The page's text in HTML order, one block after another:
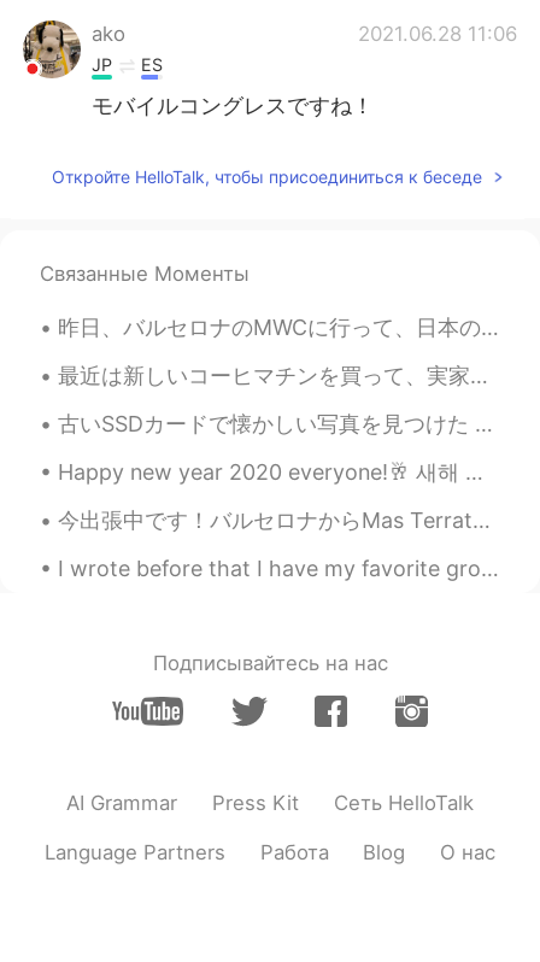
ako 2021.06.28 11:06
JP ES
モバイルコングレスですね！
Откройте HelloTalk, чтобы присоединиться к беседе
Связанные Моменты
昨日、バルセロナのMWCに行って、日本のチームと一緒に働いて、書類の翻訳した。🇯🇵🇯🇵 たくさんの仕事がありましたけど、すごく楽しかった！MWCは新技術に関する世界最大のイベントの1つです。 新...
最近は新しいコーヒマチンを買って、実家性のコーヒに夢中になった 笑。☕☕ 今のコロナの検疫のせいで、喫茶店に行くことが出来ないけど、このマチンで大丈夫になった😁 どんなコーヒが好き？私はアメリカ...
古いSSDカードで懐かしい写真を見つけた 笑 10年前その日本刀は居合道や試し斬り練習のために買ったよ！😄 その時、この刀はすごく綺麗だったけど、10年の不断な練習のせいで、ちょっとぐちゃぐちゃ...
Happy new year 2020 everyone!🥂 새해 복 많이 받으세요! 올해 행운을 빈다😉 明けましておめでとうございます皆んなさん！ 今年は色々なイベントがだった、悪い...
今出張中です！バルセロナからMas Terratsと言うのところに行った。半径10kmには森しかありません！ この旅行の理由はチーム仲良くなるのためです。 昔、このところはお金持ちの家族の土地だ...
I wrote before that I have my favorite group in my FB which is called Photos from Japan. There ar...
Подписывайтесь на нас
AI Grammar Press Kit Сеть HelloTalk
Language Partners Работа Blog О нас